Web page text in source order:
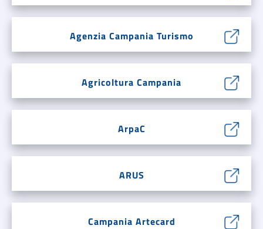
Agenzia Campania Turismo
Agricoltura Campania
ArpaC
ARUS
Campania Artecard